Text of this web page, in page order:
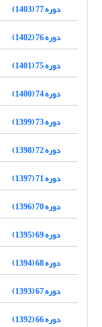
دوره 77 (1403)
دوره 76 (1402)
دوره 75 (1401)
دوره 74 (1400)
دوره 73 (1399)
دوره 72 (1398)
دوره 71 (1397)
دوره 70 (1396)
دوره 69 (1395)
دوره 68 (1394)
دوره 67 (1393)
دوره 66 (1392)